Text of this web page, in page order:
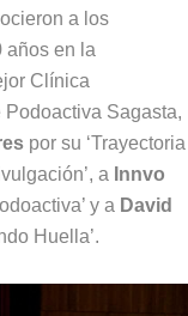
a los
años en la
Clínica
Podoactiva Sagasta,
por su ‘Trayectoria
a Innvo
y a David
Huella’.